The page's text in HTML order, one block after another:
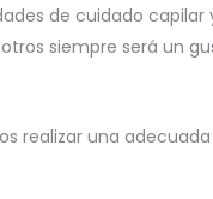
de cuidado capilar
siempre será un
realizar una